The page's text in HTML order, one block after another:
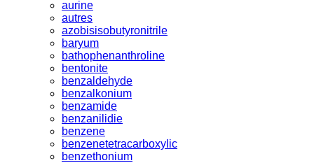
aurine
autres
azobisisobutyronitrile
baryum
bathophenanthroline
bentonite
benzaldehyde
benzalkonium
benzamide
benzanilidie
benzene
benzenetetracarboxylic
benzethonium